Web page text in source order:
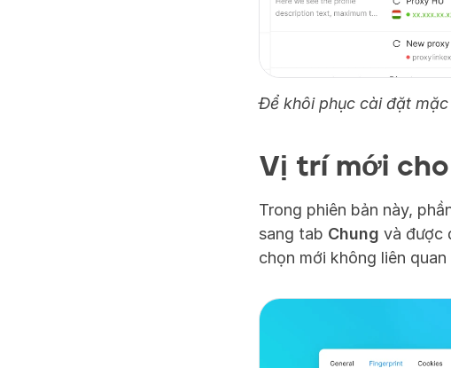
Để khôi phục cài đặt
Vị trí mới
Trong phiên bản này,
sang tab Chung và được
chọn mới không liên